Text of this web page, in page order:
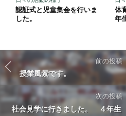
認証式と児童集会を行いま
した。
体
年
前の投稿
授業風景です。
次の投稿
社会見学に行きました。 ４年生